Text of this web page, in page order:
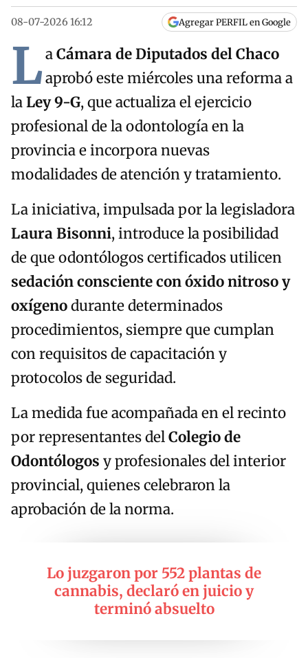
08-07-2026 16:12 Agregar PERFIL en Google
LaCámara de Diputados del Chaco
aprobó este miércoles una reforma a
laLey 9-G, que actualiza el ejercicio
profesional de la odontología en la
provincia e incorpora nuevas
modalidades de atención y tratamiento.
La iniciativa, impulsada por la legisladora
Laura Bisonni, introduce la posibilidad
de que odontólogos certificados utilicen
sedación consciente con óxido nitroso y
oxígenodurante determinados
procedimientos, siempre que cumplan
con requisitos de capacitación y
protocolos de seguridad.
La medida fue acompañada en el recinto
por representantes delColegio de
Odontólogos y profesionales del interior
provincial, quienes celebraron la
aprobación de la norma.
Lo juzgaron por 552 plantas de
cannabis, declaró en juicio y
terminó absuelto